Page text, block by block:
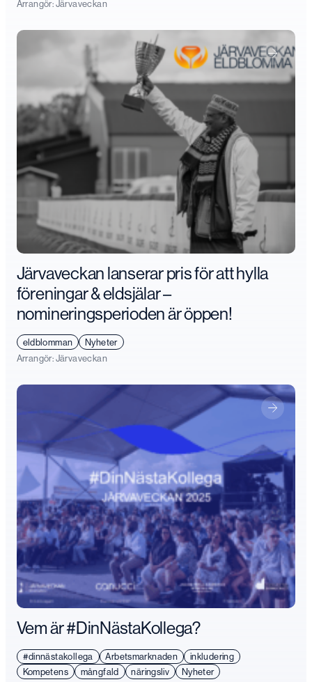
Arrangör: Järvaveckan
Järvaveckan lanserar pris för att hylla
föreningar & eldsjälar –
nomineringsperioden är öppen!
eldblomman
Nyheter
Arrangör: Järvaveckan
Vem är #DinNästaKollega?
#dinnästakollega Arbetsmarknaden
inkludering
Kompetens
mångfald näringsliv
Nyheter